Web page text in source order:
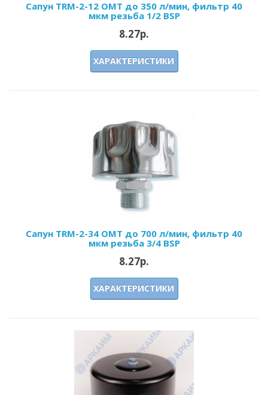
Сапун TRM-2-12 OMT до 350 л/мин, фильтр 40
мкм резьба 1/2 BSP
8.27р.
ХАРАКТЕРИСТИКИ
Сапун TRM-2-34 OMT до 700 л/мин, фильтр 40
мкм резьба 3/4 BSP
8.27р.
ХАРАКТЕРИСТИКИ